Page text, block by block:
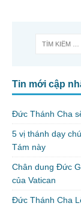
Tin mới cập
Đức Thánh Cha
5 vị thánh dạy
Tám này
Chân dung Đức
của Vatican
Đức Thánh Cha